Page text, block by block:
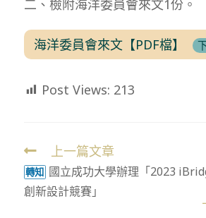
二、檢附海洋委員會來文1份。
海洋委員會來文【PDF檔】
Post Views: 213
Read
more
articles
上一篇文章
轉知 國立成功大學辦理「2023
創新設計競賽」